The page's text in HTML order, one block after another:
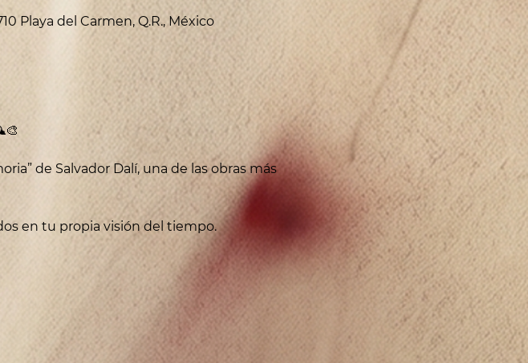
Playa del Carmen, Q.R., México
de Salvador Dalí, una de las obras más
en tu propia visión del tiempo.